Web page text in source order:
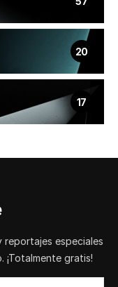
20
17
especiales
gratis!